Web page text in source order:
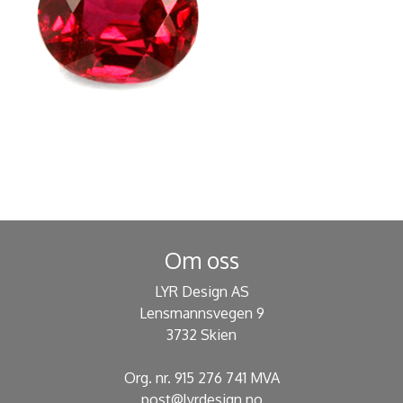
Om oss
LYR Design AS
Lensmannsvegen 9
3732 Skien
Org. nr. 915 276 741 MVA
post@lyrdesign.no